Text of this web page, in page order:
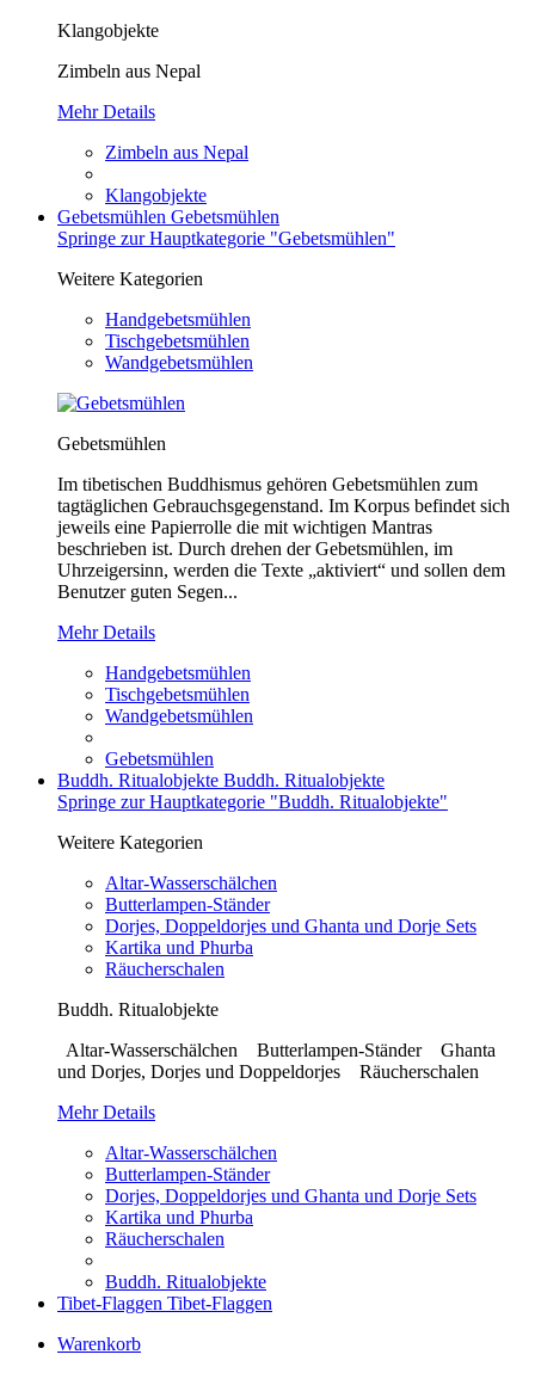
Klangobjekte
Zimbeln aus Nepal
Mehr Details
Zimbeln aus Nepal
Klangobjekte
Gebetsmühlen Gebetsmühlen
Springe zur Hauptkategorie "Gebetsmühlen"
Weitere Kategorien
Handgebetsmühlen
Tischgebetsmühlen
Wandgebetsmühlen
Gebetsmühlen
Im tibetischen Buddhismus gehören Gebetsmühlen zum
tagtäglichen Gebrauchsgegenstand. Im Korpus befindet sich
jeweils eine Papierrolle die mit wichtigen Mantras
beschrieben ist. Durch drehen der Gebetsmühlen, im
Uhrzeigersinn, werden die Texte „aktiviert“ und sollen dem
Benutzer guten Segen...
Mehr Details
Handgebetsmühlen
Tischgebetsmühlen
Wandgebetsmühlen
Gebetsmühlen
Buddh. Ritualobjekte Buddh. Ritualobjekte
Springe zur Hauptkategorie "Buddh. Ritualobjekte"
Weitere Kategorien
Altar-Wasserschälchen
Butterlampen-Ständer
Dorjes, Doppeldorjes und Ghanta und Dorje Sets
Kartika und Phurba
Räucherschalen
Buddh. Ritualobjekte
Altar-Wasserschälchen Butterlampen-Ständer Ghanta
und Dorjes, Dorjes und Doppeldorjes Räucherschalen
Mehr Details
Altar-Wasserschälchen
Butterlampen-Ständer
Dorjes, Doppeldorjes und Ghanta und Dorje Sets
Kartika und Phurba
Räucherschalen
Buddh. Ritualobjekte
Tibet-Flaggen Tibet-Flaggen
Warenkorb